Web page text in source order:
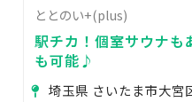
ととのい+(plus)
駅チカ！個室サウナも
も可能♪
埼玉県 さいたま市大宮